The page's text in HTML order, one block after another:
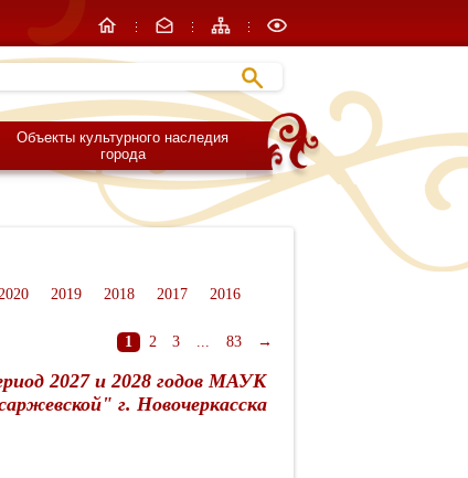
Объекты культурного наследия
города
2019 2018 2017
2016
1
2 3 ... 83 →
2027 и 2028 годов МАУК
г. Новочеркасска